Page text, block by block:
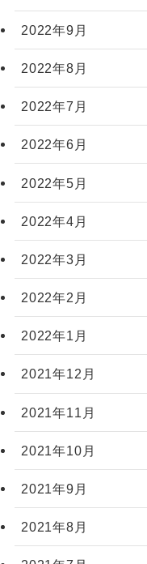
2022年9月
2022年8月
2022年7月
2022年6月
2022年5月
2022年4月
2022年3月
2022年2月
2022年1月
2021年12月
2021年11月
2021年10月
2021年9月
2021年8月